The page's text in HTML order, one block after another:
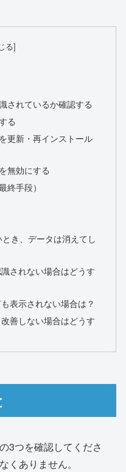
されているか確認する
る
更新・再インストール
無効にする
手段）
き、データは消えてし
されない場合はどうす
表示されない場合は？
善しない場合はどうす
3つを確認してくださ
くありません。